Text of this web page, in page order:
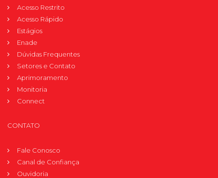
Acesso Restrito
Acesso Rápido
Estágios
Enade
Dúvidas Frequentes
Setores e Contato
Aprimoramento
Monitoria
Connect
CONTATO
Fale Conosco
Canal de Confiança
Ouvidoria